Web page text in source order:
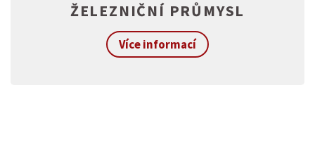
ŽELEZNIČNÍ PRŮMYSL
Více informací